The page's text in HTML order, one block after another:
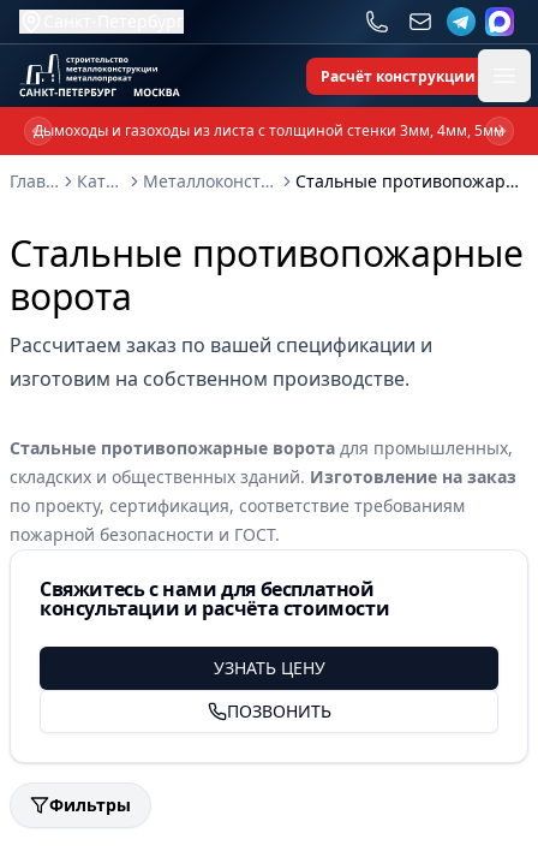
Расчёт конструкции
Дымоходы и газоходы из листа с толщиной стенки 3мм, 4мм, 5мм
Previous slide
Главная
Каталог Металлоконструкции Стальные противопожарные ворота
Стальные противопожарные
ворота
Рассчитаем заказ по вашей спецификации и
изготовим на собственном производстве.
Стальные противопожарные ворота для промышленных,
складских и общественных зданий. Изготовление на заказ
по проекту, сертификация, соответствие требованиям
пожарной безопасности и ГОСТ.
Свяжитесь с нами для бесплатной
консультации и расчёта стоимости
УЗНАТЬ ЦЕНУ
ПОЗВОНИТЬ
Фильтры